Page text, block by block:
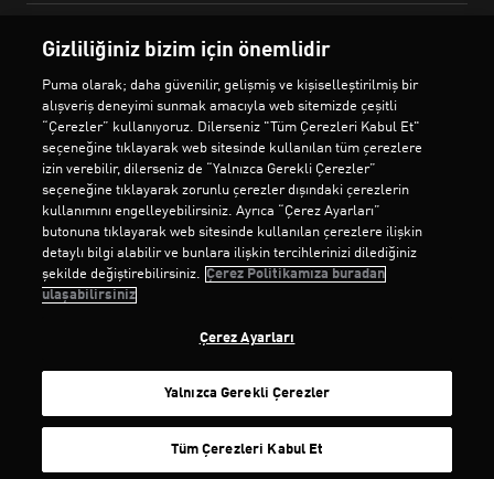
SEPETE EKLE
Gizliliğiniz bizim için önemlidir
Puma olarak; daha güvenilir, gelişmiş ve kişiselleştirilmiş bir
alışveriş deneyimi sunmak amacıyla web sitemizde çeşitli
“Çerezler” kullanıyoruz. Dilerseniz "Tüm Çerezleri Kabul Et"
seçeneğine tıklayarak web sitesinde kullanılan tüm çerezlere
izin verebilir, dilerseniz de “Yalnızca Gerekli Çerezler”
seçeneğine tıklayarak zorunlu çerezler dışındaki çerezlerin
kullanımını engelleyebilirsiniz. Ayrıca “Çerez Ayarları”
butonuna tıklayarak web sitesinde kullanılan çerezlere ilişkin
detaylı bilgi alabilir ve bunlara ilişkin tercihlerinizi dilediğiniz
şekilde değiştirebilirsiniz. Çerez Politikamıza buradan
ulaşabilirsiniz
Çerez Ayarları
Yalnızca Gerekli Çerezler
Tüm Çerezleri Kabul Et